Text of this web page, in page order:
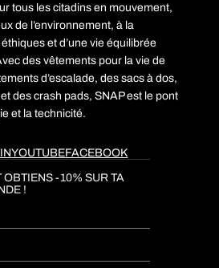
tous les citadins en mouvement,
de l’environnement, à la
et d’une vie équilibrée
des vêtements pour la vie de
d’escalade, des sacs à dos,
des crash pads, SNAP est le pont
et la technicité.
YOUTUBEFACEBOOK
OBTIENS -10% SUR TA
!​